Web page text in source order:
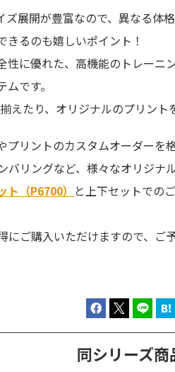
展開が豊富なので、異なる体
るのも嬉しいポイント！
性に優れた、高機能のトレー
です。
えたり、オリジナルのプリント
リントのカスタムオーダーを
リングなど、様々なオリジナ
（P6700） と上下セットでの
ご購入いただけますので、ご
同シリーズ商